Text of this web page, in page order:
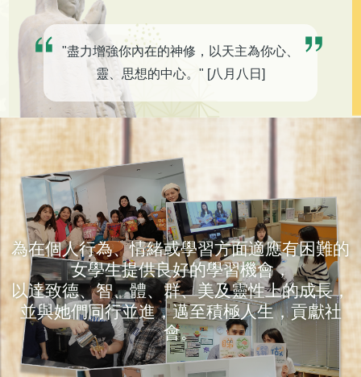
"盡力增強你內在的神修，以天主為你心、
靈、思想的中心。" [八月八日]
為在個人行為、情緒或學習方面適應有困難的
女學生提供良好的學習機會，
以達致德、智、體、群、美及靈性上的成長，
並與她們同行並進，邁至積極人生，貢獻社
會。